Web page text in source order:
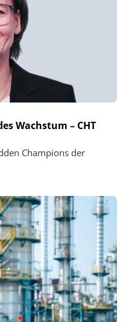
Wachstum – CHT
Champions der